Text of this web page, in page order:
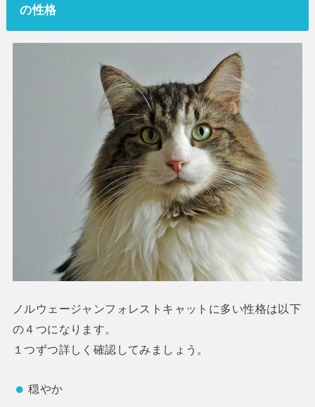
の性格
ノルウェージャンフォレストキャットに多い性格は以下
の４つになります。
１つずつ詳しく確認してみましょう。
穏やか